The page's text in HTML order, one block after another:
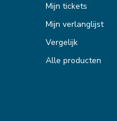
Mijn tickets
Mijn verlanglijst
Vergelijk
Alle producten